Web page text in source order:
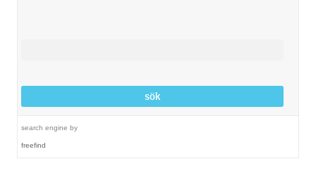
search engine by
freefind